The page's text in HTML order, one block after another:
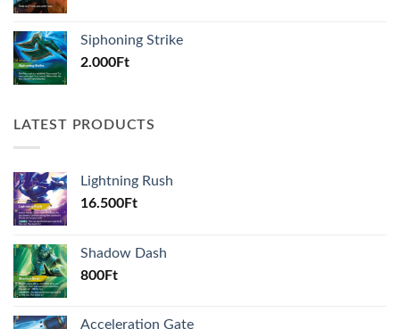
Siphoning Strike
2.000Ft
LATEST PRODUCTS
Lightning Rush
16.500Ft
Shadow Dash
800Ft
Acceleration Gate